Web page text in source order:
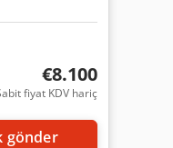
€8.100
fiyat KDV hariç
gönder